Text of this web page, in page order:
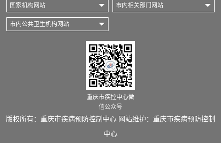
国家机构网站 市内相关部门网站
市内公共卫生机构网站
重庆市疾控中心微
信公众号
版权所有：重庆市疾病预防控制中心 网站维护：重庆市疾病预防控制
中心